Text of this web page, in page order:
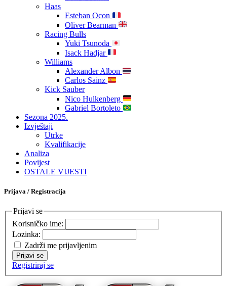
Haas
Esteban Ocon
Oliver Bearman
Racing Bulls
Yuki Tsunoda
Isack Hadjar
Williams
Alexander Albon
Carlos Sainz
Kick Sauber
Nico Hulkenberg
Gabriel Bortoleto
Sezona 2025.
Izvještaji
Utrke
Kvalifikacije
Analiza
Povijest
OSTALE VIJESTI
Prijava / Registracija
Prijavi se
Korisničko ime:
Lozinka:
Zadrži me prijavljenim
Prijavi se
Registriraj se